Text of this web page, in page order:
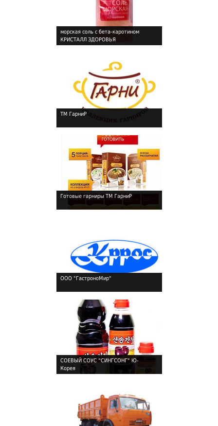
морская соль с бета-каротином
КРИСТАЛЛ ЗДОРОВЬЯ
ТМ ГарниР
Готовые гарниры ТМ ГарниР
ООО "ГастроноМир"
СОЕВЫЙ СОУС "СИНГСОНГ" Ю-
Корея